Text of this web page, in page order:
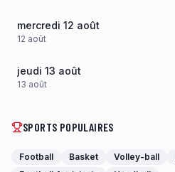
mercredi 12 août
12 août
jeudi 13 août
13 août
SPORTS POPULAIRES
Football Basket Volley-ball